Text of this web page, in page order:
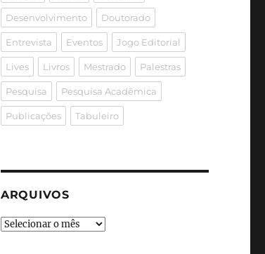
Desenvolvimento Doutorado
Entrevista Eventos Jogo Editorial
Lives Livros Mestrado Palestras
Pesquisa Pesquisa Acadêmica
Publicações Tabuleiro
ARQUIVOS
Arquivos